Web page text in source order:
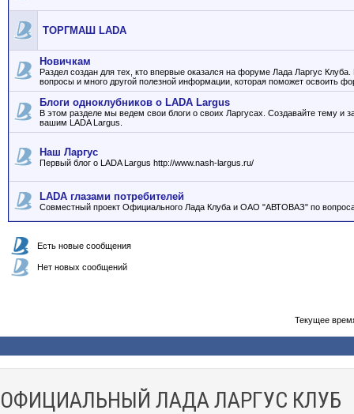
ТОРГМАШ LADA
Новичкам
Раздел создан для тех, кто впервые оказался на форуме Лада Ларгус
вопросы и много другой полезной информации, которая поможет освоить
Блоги одноклубников о LADA Largus
В этом разделе мы ведем свои блоги о своих Ларгусах. Создавайте тему и
вашим LADA Largus.
Наш Ларгус
Первый блог о LADA Largus http://www.nash-largus.ru/
LADA глазами потребителей
Совместный проект Официального Лада Клуба и ОАО "АВТОВАЗ" по
Есть новые сообщения
Нет новых сообщений
Текущее
ОФИЦИАЛЬНЫЙ ЛАДА ЛАРГУС КЛУБ